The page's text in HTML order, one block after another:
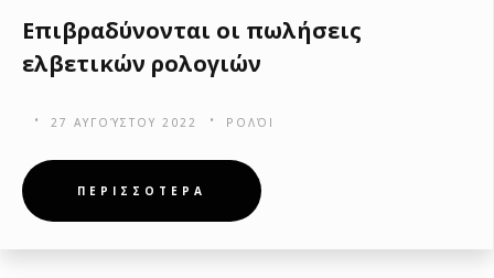
Επιβραδύνονται οι πωλήσεις
ελβετικών ρολογιών
27 ΑΥΓΟΎΣΤΟΥ 2022 ΡΟΛΌΙ
ΠΕΡΙΣΣΟΤΕΡΑ